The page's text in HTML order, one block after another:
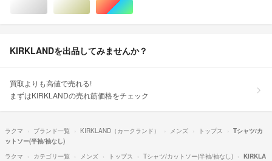
シルバー/銀色系ゴールド/金色系マルチカラー
KIRKLANDを出品してみませんか？
買取よりも高値で売れる!
まずはKIRKLANDの売れ筋価格をチェック
ラクマ ブランド一覧 KIRKLAND（カークランド） メンズ トップス
Tシャツ/カ
ットソー(半袖/袖なし)
ラクマ
カテゴリ一覧 メンズ トップス Tシャツ/カットソー(半袖/袖なし)
KIRKLA